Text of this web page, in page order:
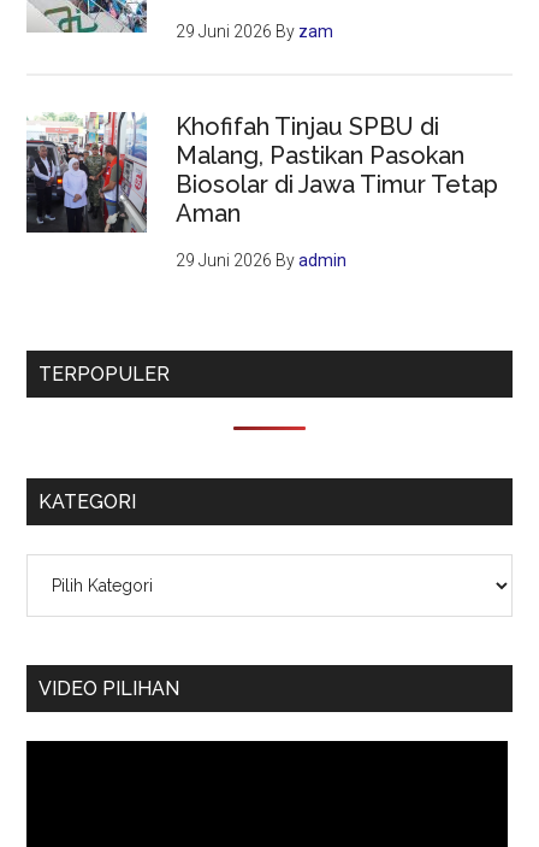
29 Juni 2026 By zam
Khofifah Tinjau SPBU di
Malang, Pastikan Pasokan
Biosolar di Jawa Timur Tetap
Aman
29 Juni 2026 Byadmin
TERPOPULER
KATEGORI
VIDEO PILIHAN